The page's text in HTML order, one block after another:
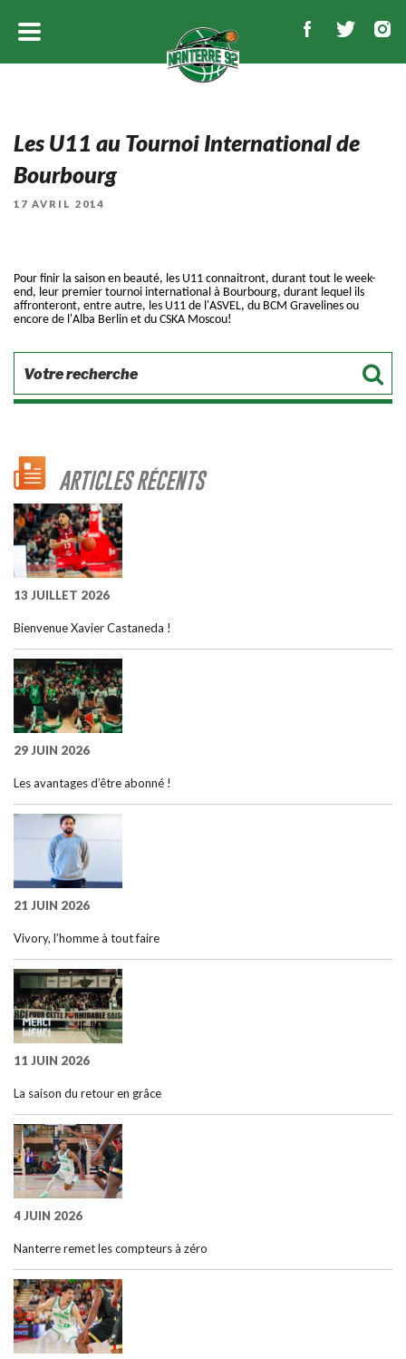
Les U11 au Tournoi International de
Bourbourg
PUBLIÉ
17 AVRIL 2014
Pour finir la saison en beauté, les U11 connaitront, durant tout le week-
end, leur premier tournoi international à Bourbourg, durant lequel ils
affronteront, entre autre, les U11 de l'ASVEL, du BCM Gravelines ou
encore de l'Alba Berlin et du CSKA Moscou!
ARTICLES RÉCENTS
13 JUILLET 2026
Bienvenue Xavier Castaneda !
29 JUIN 2026
Les avantages d’être abonné !
21 JUIN 2026
Vivory, l’homme à tout faire
11 JUIN 2026
La saison du retour en grâce
4 JUIN 2026
Nanterre remet les compteurs à zéro